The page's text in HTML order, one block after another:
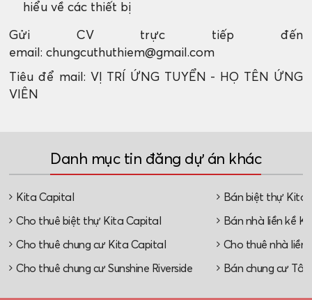
hiểu về các thiết bị
Gửi CV trực tiếp đến
email: chungcuthuthiem@gmail.com
Tiêu để mail: VỊ TRÍ ỨNG TUYỂN - HỌ TÊN ỨNG
VIÊN
Danh mục tin đăng dự án khác
Kita Capital Bán biệt thự Kita
Cho thuê biệt thự Kita Capital Bán nhà liền kề
Cho thuê chung cư Kita Capital Cho thuê nhà liền
Cho thuê chung cư Sunshine Riverside Bán chung cư Tây